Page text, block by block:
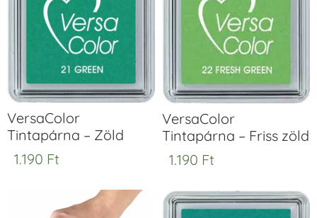
VersaColor
Tintapárna – Zöld
1.190 Ft
VersaColor
Tintapárna – Friss zöld
1.190 Ft